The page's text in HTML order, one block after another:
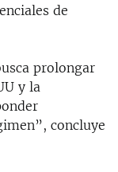
de
prolongar
y la
concluye